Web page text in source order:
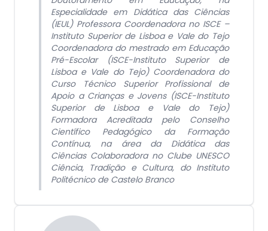
Especialidade em Didática das Ciências
(IEUL) Professora Coordenadora no ISCE –
Instituto Superior de Lisboa e Vale do Tejo
Coordenadora do mestrado em Educação
Pré-Escolar (ISCE-Instituto Superior de
Lisboa e Vale do Tejo) Coordenadora do
Curso Técnico Superior Profissional de
Apoio a Crianças e Jovens (ISCE-Instituto
Superior de Lisboa e Vale do Tejo)
Formadora Acreditada pelo Conselho
Científico Pedagógico da Formação
Contínua, na área da Didática das
Ciências Colaboradora no Clube UNESCO
Ciência, Tradição e Cultura, do Instituto
Politécnico de Castelo Branco